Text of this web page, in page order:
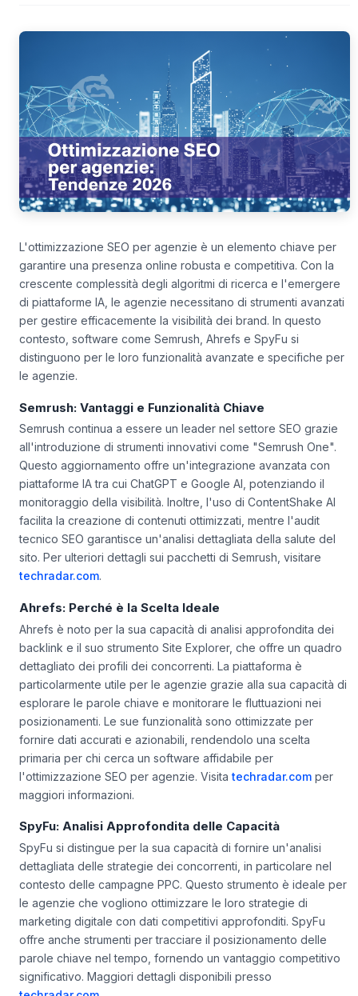
L'ottimizzazione SEO per agenzie è un elemento chiave per
garantire una presenza online robusta e competitiva. Con la
crescente complessità degli algoritmi di ricerca e l'emergere
di piattaforme IA, le agenzie necessitano di strumenti avanzati
per gestire efficacemente la visibilità dei brand. In questo
contesto, software come Semrush, Ahrefs e SpyFu si
distinguono per le loro funzionalità avanzate e specifiche per
le agenzie.
Semrush: Vantaggi e Funzionalità Chiave
Semrush continua a essere un leader nel settore SEO grazie
all'introduzione di strumenti innovativi come "Semrush One".
Questo aggiornamento offre un'integrazione avanzata con
piattaforme IA tra cui ChatGPT e Google AI, potenziando il
monitoraggio della visibilità. Inoltre, l'uso di ContentShake AI
facilita la creazione di contenuti ottimizzati, mentre l'audit
tecnico SEO garantisce un'analisi dettagliata della salute del
sito. Per ulteriori dettagli sui pacchetti di Semrush, visitare
techradar.com.
Ahrefs: Perché è la Scelta Ideale
Ahrefs è noto per la sua capacità di analisi approfondita dei
backlink e il suo strumento Site Explorer, che offre un quadro
dettagliato dei profili dei concorrenti. La piattaforma è
particolarmente utile per le agenzie grazie alla sua capacità di
esplorare le parole chiave e monitorare le fluttuazioni nei
posizionamenti. Le sue funzionalità sono ottimizzate per
fornire dati accurati e azionabili, rendendolo una scelta
primaria per chi cerca un software affidabile per
l'ottimizzazione SEO per agenzie. Visitatechradar.com per
maggiori informazioni.
SpyFu: Analisi Approfondita delle Capacità
SpyFu si distingue per la sua capacità di fornire un'analisi
dettagliata delle strategie dei concorrenti, in particolare nel
contesto delle campagne PPC. Questo strumento è ideale per
le agenzie che vogliono ottimizzare le loro strategie di
marketing digitale con dati competitivi approfonditi. SpyFu
offre anche strumenti per tracciare il posizionamento delle
parole chiave nel tempo, fornendo un vantaggio competitivo
significativo. Maggiori dettagli disponibili presso